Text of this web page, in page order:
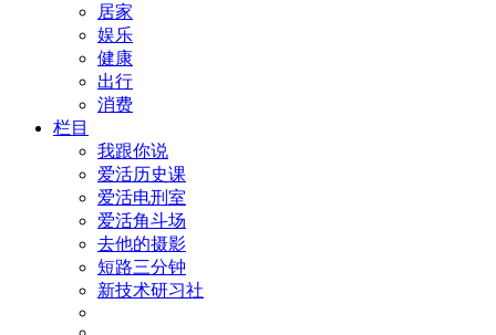
居家
娱乐
健康
出行
消费
栏目
我跟你说
爱活历史课
爱活电刑室
爱活角斗场
去他的摄影
短路三分钟
新技术研习社